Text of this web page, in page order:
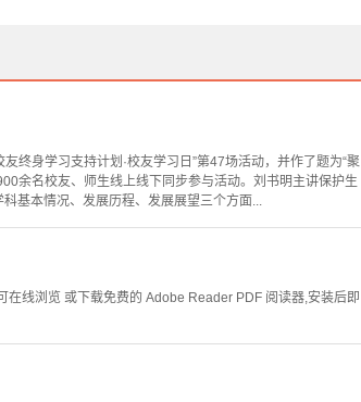
终身学习支持计划·校友学习日”第47场活动，并作了题为“聚
余名校友、师生线上线下同步参与活动。刘书明主讲保护生
基本情况、发展历程、发展展望三个方面...
线浏览 或下载免费的 Adobe Reader PDF 阅读器,安装后即